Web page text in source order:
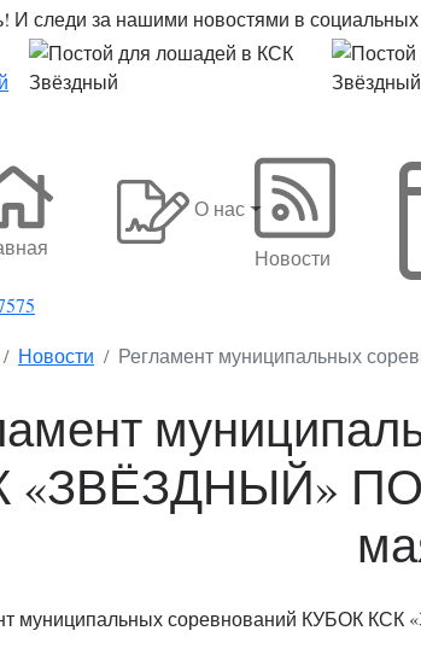
И следи за нашими новостями в социальных
О нас
Новости
Новости Регламент муниципальных
«ЗВЁЗДНЫЙ»